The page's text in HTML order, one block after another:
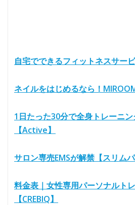
自宅でできるフィットネスサー
ネイルをはじめるなら！
1日たった30分で全身トレーニン
【Active】
サロン専売EMSが解禁【スリムパ
料金表｜女性専用パーソナルト
【CREBIQ】